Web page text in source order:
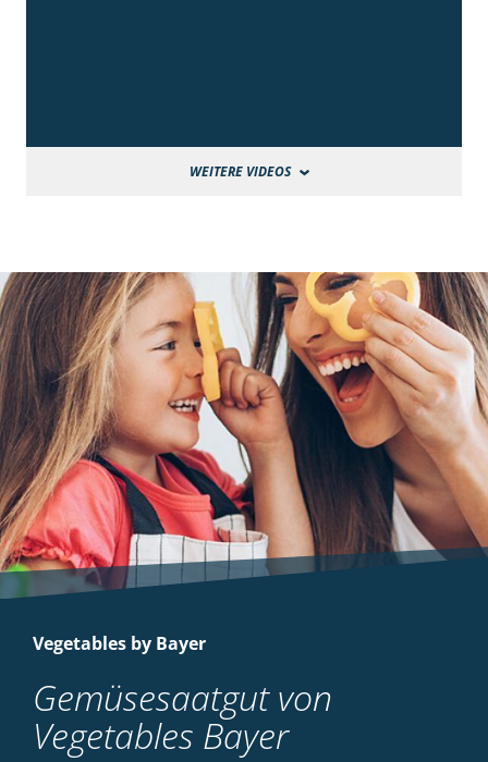
WEITERE VIDEOS
Vegetables by Bayer
Gemüsesaatgut von
Vegetables Bayer